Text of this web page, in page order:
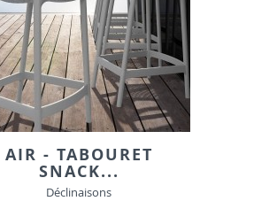
AIR - TABOURET
SNACK...
Déclinaisons